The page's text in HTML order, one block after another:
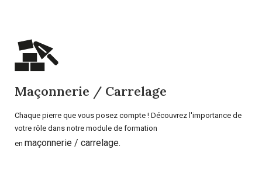
Maçonnerie / Carrelage
Chaque pierre que vous posez compte ! Découvrez l'importance de
votre rôle dans notre module de formation
en maçonnerie / carrelage.